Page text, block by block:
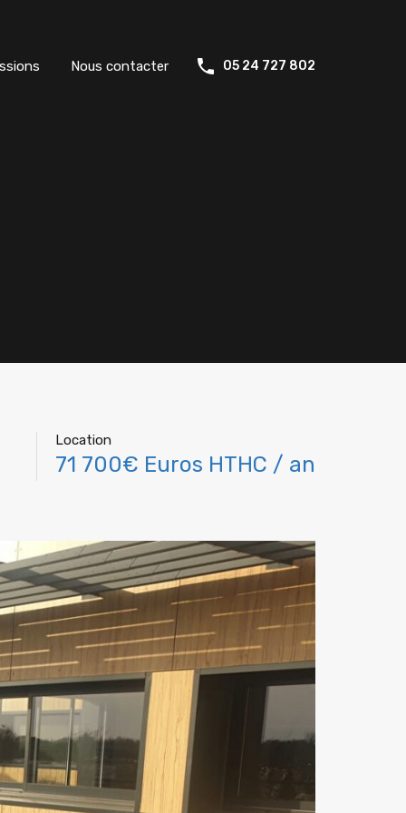
Nous contacter 05 24 727 802
Location
71 700€ Euros HTHC / an